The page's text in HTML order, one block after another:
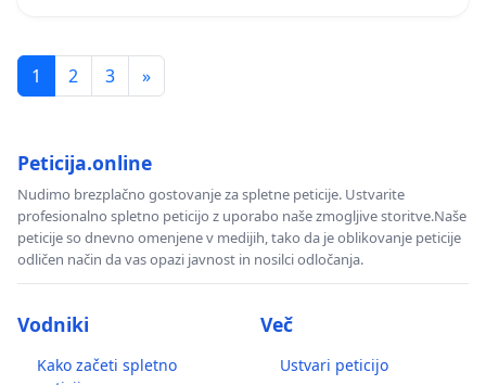
1 2 3 »
Peticija.online
Nudimo brezplačno gostovanje za spletne peticije. Ustvarite
profesionalno spletno peticijo z uporabo naše zmogljive storitve.Naše
peticije so dnevno omenjene v medijih, tako da je oblikovanje peticije
odličen način da vas opazi javnost in nosilci odločanja.
Vodniki
Kako začeti spletno
Več
Ustvari peticijo